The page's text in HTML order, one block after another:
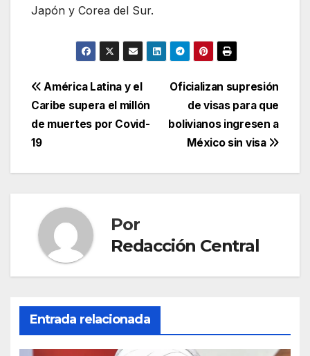
Japón y Corea del Sur.
Navegación
de
entradas
Oficializan supresión
de visas para que
bolivianos ingresen a
México sin visa
América Latina y el
Caribe supera el millón
de muertes por Covid-
19
Por
Redacción Central
Entrada relacionada